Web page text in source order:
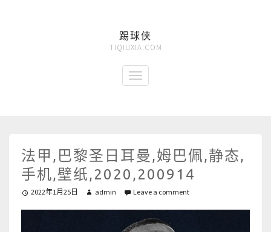
踢球侠
TIQIUXIA.COM
法甲,巴黎圣日耳曼,姆巴佩,静态,
手机,壁纸,2020,200914
2022年1月25日 admin Leave a comment